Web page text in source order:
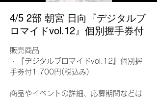
4/5 2部 朝宮 日向『デジタルブ
ロマイドvol.12』個別握手券付
販売商品
・『デジタルブロマイドvol.12』個別握
手券付1,700円(税込み)
商品やイベントの詳細、応募期間などは